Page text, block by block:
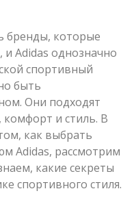
бренды, которые
Adidas однозначно
спортивный
быть
Они подходят
комфорт и стиль. В
как выбрать
Adidas, рассмотрим
какие секреты
спортивного стиля.